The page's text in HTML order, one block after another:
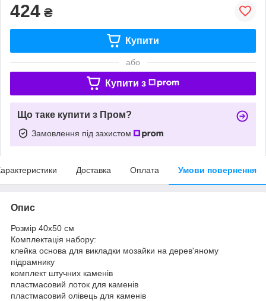
424 ₴
Купити
або
Купити з
Що таке купити з Пром?
Замовлення під захистом
Доставка Оплата Умови повернення
Опис
Розмір 40x50 см
Комплектація набору:
клейка основа для викладки мозайки на дерев'яному
підрамнику
комплект штучних каменів
пластмасовий лоток для каменів
пластмасовий олівець для каменів